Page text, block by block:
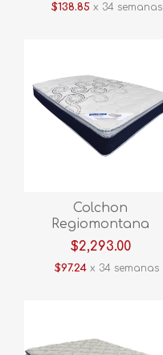
$138.85x 34 semanas
Colchon
Regiomontana
London Individual
$2,293.00
$97.24x 34 semanas